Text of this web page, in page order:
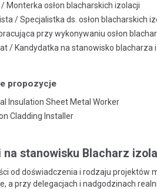
Monterka osłon blacharskich izolacji
/ Specjalistka ds. osłon blacharskich
przy wykonywaniu osłon
/ Kandydatka na stanowisko blacharza
propozycje
Insulation Sheet Metal Worker
Cladding Installer
na stanowisku Blacharz
od doświadczenia i rodzaju projektów
a przy delegacjach i nadgodzinach